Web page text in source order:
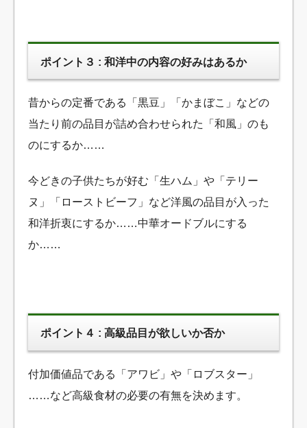
ポイント３ : 和洋中の内容の好みはあるか
昔からの定番である「黒豆」「かまぼこ」などの
当たり前の品目が詰め合わせられた「和風」のも
のにするか……
今どきの子供たちが好む「生ハム」や「テリー
ヌ」「ローストビーフ」など洋風の品目が入った
和洋折衷にするか……中華オードブルにする
か……
ポイント４ : 高級品目が欲しいか否か
付加価値品である「アワビ」や「ロブスター」
……など高級食材の必要の有無を決めます。